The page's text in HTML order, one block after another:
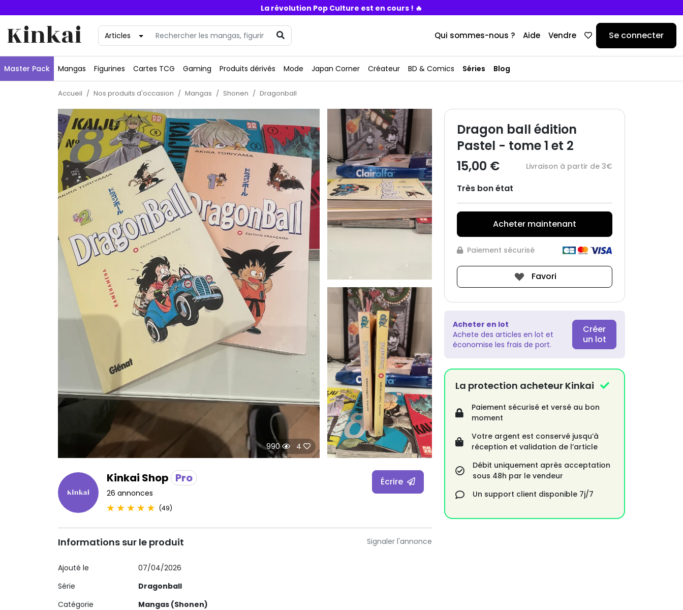
La révolution Pop Culture est en cours ! 🔥
Kinkai Qui sommes-nous ? Aide Vendre Se connecter
Master Pack Mangas Figurines Cartes TCG Gaming Produits dérivés Mode Japan Corner Créateur BD & Comics Séries Blog
Accueil Nos produits d'occasion Mangas Shonen Dragonball
990 4
Kinkai Shop Pro
26 annonces
(49)
Écrire
Signaler l'annonce
Informations sur le produit
Ajouté le
07/04/2026
Série
Dragonball
Catégorie
Mangas (Shonen)
Dragon ball édition
Pastel - tome 1 et 2
15,00 €
Livraison à partir de 3€
Très bon état
Acheter maintenant
Paiement sécurisé
Favori
Acheter en lot
Achete des articles en lot et
économise les frais de port.
Créer
un lot
La protection acheteur Kinkai
Paiement sécurisé et versé au bon
moment
Votre argent est conservé jusqu’à
réception et validation de l’article
Débit uniquement après acceptation
sous 48h par le vendeur
Un support client disponible 7j/7